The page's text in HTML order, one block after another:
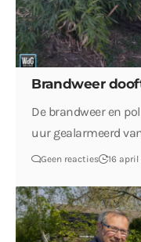
Brandweer
De brandweer en
uur gealarmeerd
Geen reacties 16